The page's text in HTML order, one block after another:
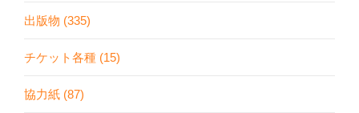
出版物 (335)
チケット各種 (15)
協力紙 (87)